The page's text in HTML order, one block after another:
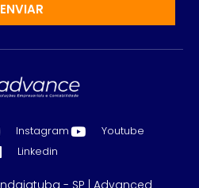
ENVIAR
Instagram
Youtube
Linkedin
- SP | Advanced